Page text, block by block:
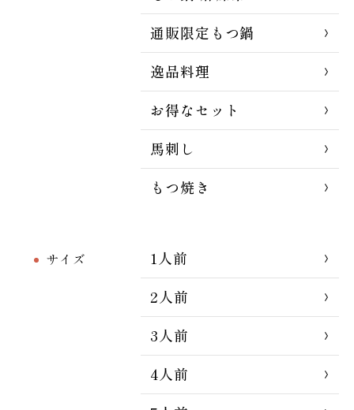
通販限定もつ鍋
逸品料理
お得なセット
馬刺し
もつ焼き
サイズ
1人前
2人前
3人前
4人前